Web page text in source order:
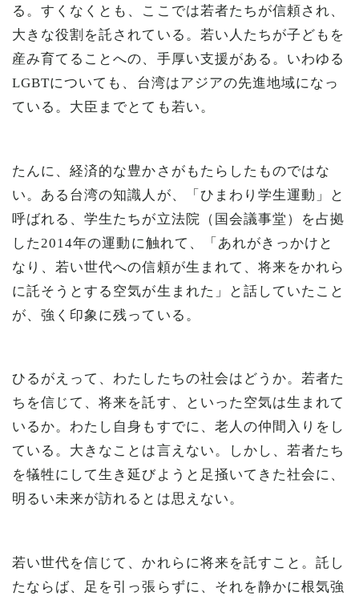
る。すくなくとも、ここでは若者たちが信頼され、
大きな役割を託されている。若い人たちが子どもを
産み育てることへの、手厚い支援がある。いわゆる
LGBTについても、台湾はアジアの先進地域になっ
ている。大臣までとても若い。
たんに、経済的な豊かさがもたらしたものではな
い。ある台湾の知識人が、「ひまわり学生運動」と
呼ばれる、学生たちが立法院（国会議事堂）を占拠
した2014年の運動に触れて、「あれがきっかけと
なり、若い世代への信頼が生まれて、将来をかれら
に託そうとする空気が生まれた」と話していたこと
が、強く印象に残っている。
ひるがえって、わたしたちの社会はどうか。若者た
ちを信じて、将来を託す、といった空気は生まれて
いるか。わたし自身もすでに、老人の仲間入りをし
ている。大きなことは言えない。しかし、若者たち
を犠牲にして生き延びようと足掻いてきた社会に、
明るい未来が訪れるとは思えない。
若い世代を信じて、かれらに将来を託すこと。託し
たならば、足を引っ張らずに、それを静かに根気強